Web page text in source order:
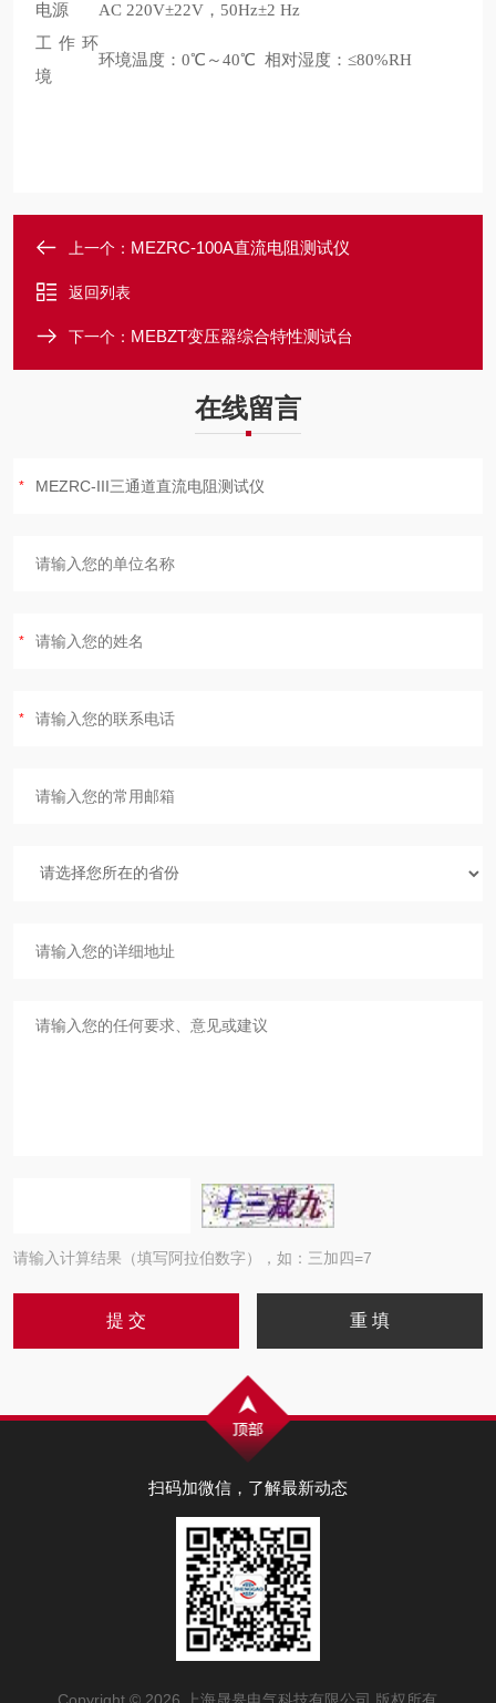
电源
AC 220V±22V，50Hz±2 Hz
工作环
境
环境温度：0℃～40℃ 相对湿度：≤80%RH
上一个： MEZRC-100A直流电阻测试仪
返回列表
下一个： MEBZT变压器综合特性测试台
在线留言
请输入计算结果（填写阿拉伯数字），如：三加四=7
扫码加微信，了解最新动态